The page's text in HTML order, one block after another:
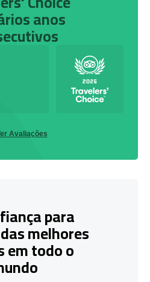
anos
Avaliações
para
melhores
em todo o